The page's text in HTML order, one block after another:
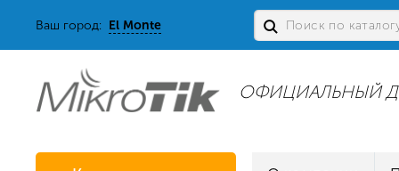
Ваш город: El Monte
ОФИЦИАЛЬНЫЙ